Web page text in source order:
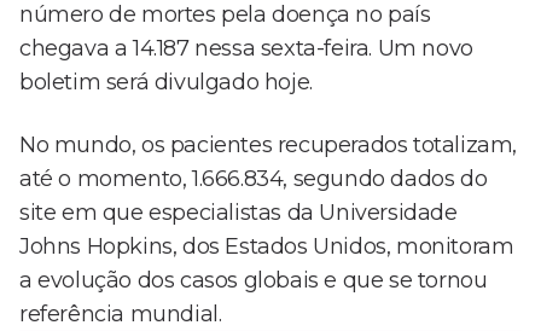
número de mortes pela doença no país
chegava a 14.187 nessa sexta-feira. Um novo
boletim será divulgado hoje.
No mundo, os pacientes recuperados totalizam,
até o momento, 1.666.834, segundo dados do
site em que especialistas da Universidade
Johns Hopkins, dos Estados Unidos, monitoram
a evolução dos casos globais e que se tornou
referência mundial.